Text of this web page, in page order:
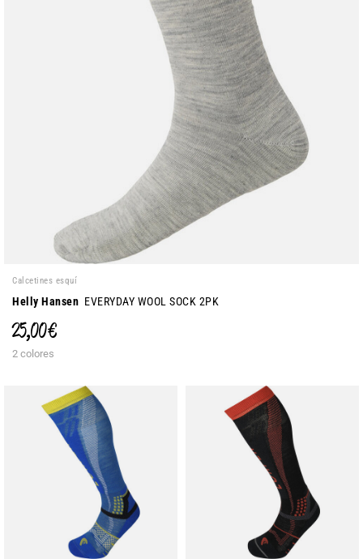
Calcetines esquí
Helly Hansen EVERYDAY WOOL SOCK 2PK
25,00 €
2 colores